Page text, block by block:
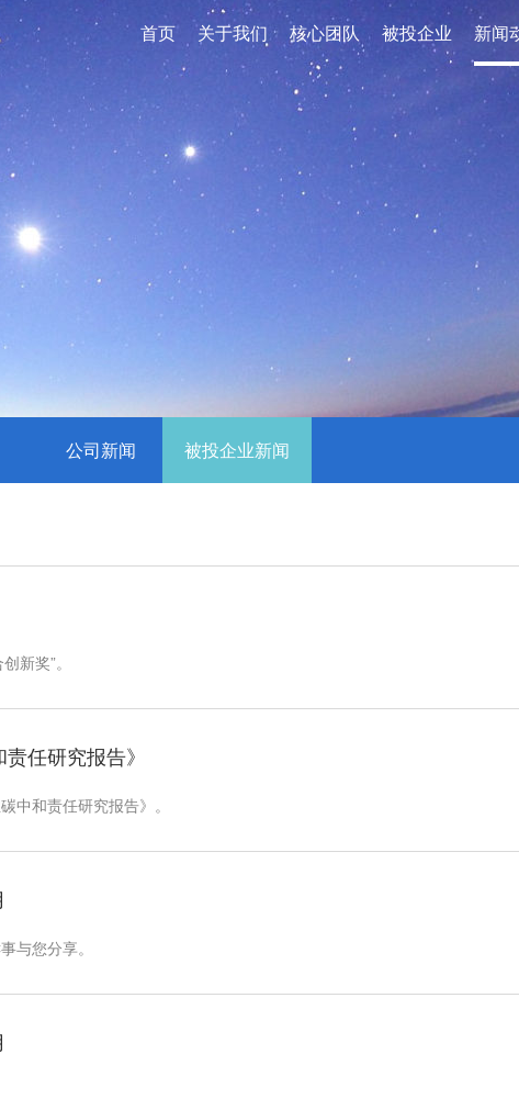
首页 关于我们 核心团队 被投企业 新闻
公司新闻 被投企业新闻
新奖”。
任研究报告》
中和责任研究报告》。
与您分享。